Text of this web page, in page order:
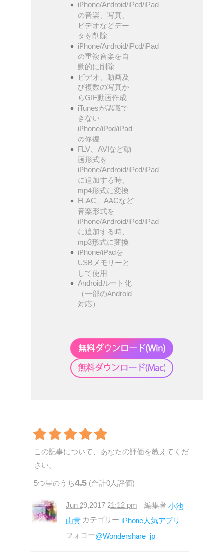
iPhone/Android/iPod/iPad
の音楽、写真、
ビデオなどデー
タを削除
iPhone/Android/iPod/iPad
の重複音楽を自
動的に削除
ビデオ、動画及
び複数の写真か
らGIF動画作成
iTunesが認識で
きない
iPhone/iPod/iPad
の修復
FLV、AVIなど動
画形式を
iPhone/Android/iPod/iPad
に追加する時、
mp4形式に変換
FLAC、AACなど
音楽形式を
iPhone/Android/iPod/iPad
に追加する時、
mp3形式に変換
iPhone/iPadを
USBメモリーと
して使用
Androidルート化
（一部のAndroid
対応）
この記事について、あなたの評価を教えてくだ
さい。
5つ星のうち4.5 (合計0 人評価)
Jun 29,2017 21:12 pm 編集者 小池
由貴 カテゴリー iPhone人気アプリ
フォロー@Wondershare_jp